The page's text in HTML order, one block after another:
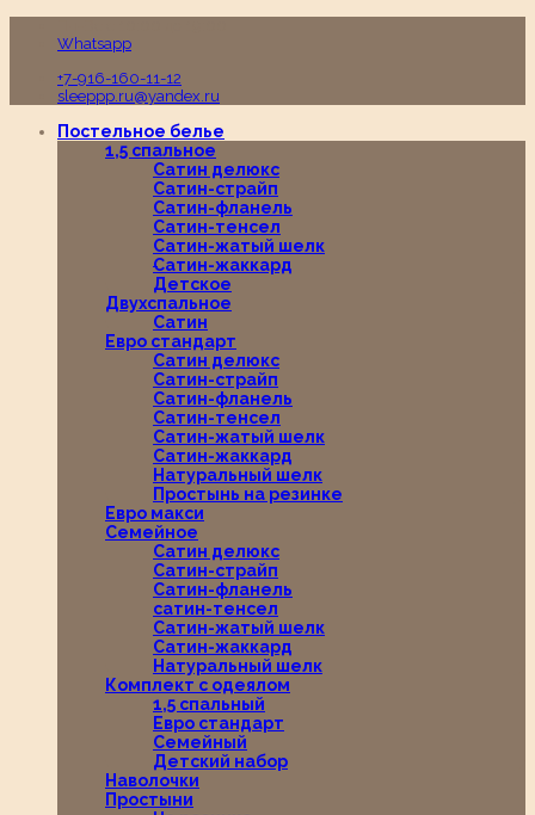
Whatsapp
+7-916-160-11-12
sleeppp.ru@yandex.ru
Постельное белье
1,5 спальное
Сатин делюкс
Сатин-страйп
Сатин-фланель
Сатин-тенсел
Сатин-жатый шелк
Сатин-жаккард
Детское
Двухспальное
Сатин
Евро стандарт
Сатин делюкс
Сатин-страйп
Сатин-фланель
Сатин-тенсел
Сатин-жатый шелк
Сатин-жаккард
Натуральный шелк
Простынь на резинке
Евро макси
Семейное
Сатин делюкс
Сатин-страйп
Сатин-фланель
сатин-тенсел
Сатин-жатый шелк
Сатин-жаккард
Натуральный шелк
Комплект с одеялом
1,5 спальный
Евро стандарт
Семейный
Детский набор
Наволочки
Простыни